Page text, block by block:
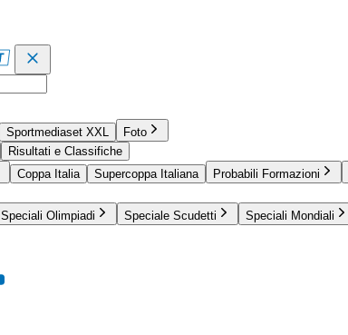
Sportmediaset XXL
Foto
Risultati e Classifiche
Coppa Italia Supercoppa Italiana Probabili Formazioni
Speciali Olimpiadi Speciale Scudetti Speciali Mondiali